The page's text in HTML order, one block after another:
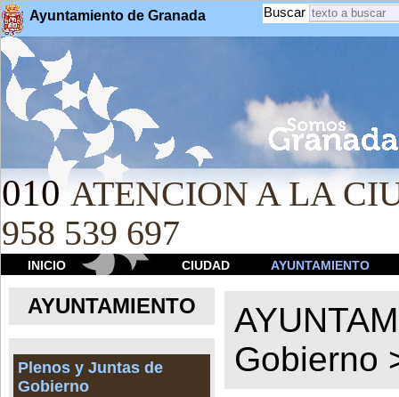
Ayuntamiento de Granada Buscar
010 ATENCION A LA
958 539 697
INICIO CIUDAD AYUNTAMIENTO
AYUNTAMIENTO
Plenos y Juntas de
Gobierno
Gobierno